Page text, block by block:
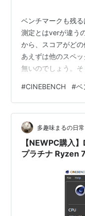
ベンチマークも残
測定とはverが違う
から、スコアがど
あえずは他のスペ
無いのでしょう。
上位になるはず無
取説なんて解らな
りです（笑） 他に
でもそこそこの数値
も「快適」が変わ
モンハンはカンス
#CINEBENCH #ベ
多趣味まるの日常
【NEWPC購入
プラチナ Ryzen
デルを購入しま